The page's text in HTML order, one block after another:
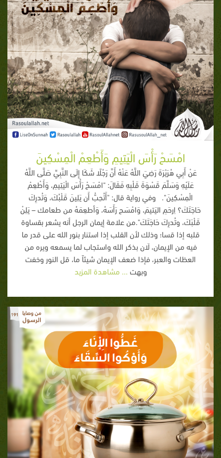
امْسَحْ رَأْسَ الْيَتِيمِ وَأَطْعِمْ الْمِسْكِينَ
عَنْ أَبِي هُرَيْرَةَ رَضِيَ اللَّهُ عَنْهُ أَنَّ رَجُلًا شَكَا إِلَى النَّبِيِّ صَلَّى اللَّهُ
عَلَيْهِ وَسَلَّمَ قَسْوَةَ قَلْبِهِ فَقَالَ: "امْسَحْ رَأْسَ الْيَتِيمِ، وَأَطْعِمْ
الْمِسْكِينَ". وفي رواية قال: "أَتُحِبُّ أَن يَلِينَ قَلْبُكَ، وَتُدرِكَ
حَاجَتَكَ؟ اِرحَمِ اليَتيمَ، وَامْسَح رَأَسَهُ، وَأطعِمَهُ من طعامك – يَلِنْ
قَلْبَكَ، وتُدرِكَ حَاجَتَكَ".من علامة إيمان الرجل أنه يشعر بقساوة
قلبه إذا قسا؛ وذلك لأن القلب إذا استنار بنور الله على قدر ما
فيه من الإيمان، لَان بذكر الله واستجاب لما يسمعه ويره من
العظات والعبر، فإذا ضعف الإيمان شيئاً ما، قل النور وخفت
وبهت ... مشاهدة المزيد